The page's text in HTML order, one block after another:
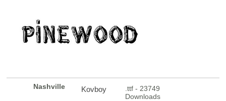
Nashville Kovboy
.ttf - 23749
Downloads